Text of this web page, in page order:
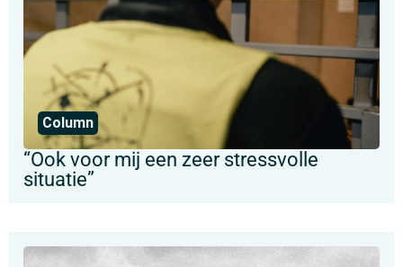
Column
“Ook voor mij een zeer stressvolle
situatie”